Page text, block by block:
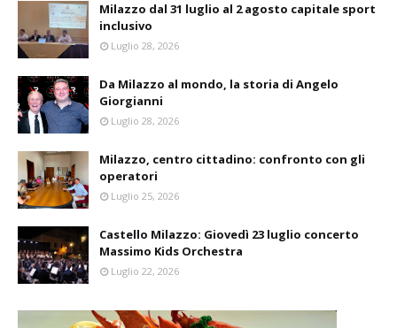
Milazzo dal 31 luglio al 2 agosto capitale sport
inclusivo
Luglio 28, 2026
Da Milazzo al mondo, la storia di Angelo
Giorgianni
Luglio 28, 2026
Milazzo, centro cittadino: confronto con gli
operatori
Luglio 25, 2026
Castello Milazzo: Giovedì 23 luglio concerto
Massimo Kids Orchestra
Luglio 22, 2026